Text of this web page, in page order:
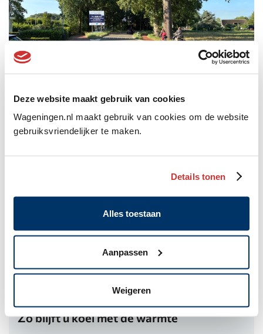
Deze website maakt gebruik van cookies
Wageningen.nl maakt gebruik van cookies om de website
gebruiksvriendelijker te maken.
Details tonen
Alles toestaan
Aanpassen
Weigeren
Nieuwe inrichting voor de Grintweg: 18
augustus start het werk
Zo blijft u koel met de warmte